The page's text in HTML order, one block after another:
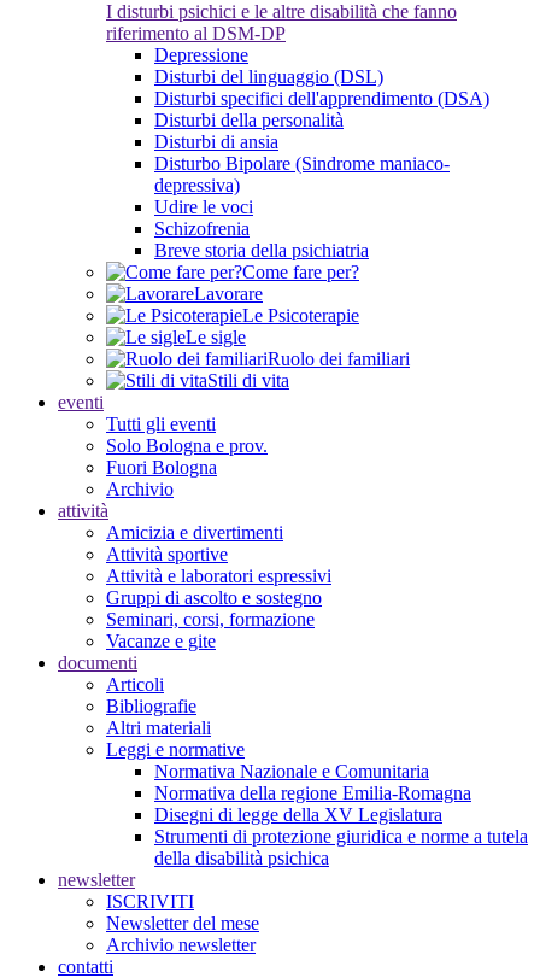
I disturbi psichici e le altre disabilità che fanno
riferimento al DSM-DP
Depressione
Disturbi del linguaggio (DSL)
Disturbi specifici dell'apprendimento (DSA)
Disturbi della personalità
Disturbi di ansia
Disturbo Bipolare (Sindrome maniaco-
depressiva)
Udire le voci
Schizofrenia
Breve storia della psichiatria
Come fare per?
Lavorare
Le Psicoterapie
Le sigle
Ruolo dei familiari
Stili di vita
eventi
Tutti gli eventi
Solo Bologna e prov.
Fuori Bologna
Archivio
attività
Amicizia e divertimenti
Attività sportive
Attività e laboratori espressivi
Gruppi di ascolto e sostegno
Seminari, corsi, formazione
Vacanze e gite
documenti
Articoli
Bibliografie
Altri materiali
Leggi e normative
Normativa Nazionale e Comunitaria
Normativa della regione Emilia-Romagna
Disegni di legge della XV Legislatura
Strumenti di protezione giuridica e norme a tutela
della disabilità psichica
newsletter
ISCRIVITI
Newsletter del mese
Archivio newsletter
contatti